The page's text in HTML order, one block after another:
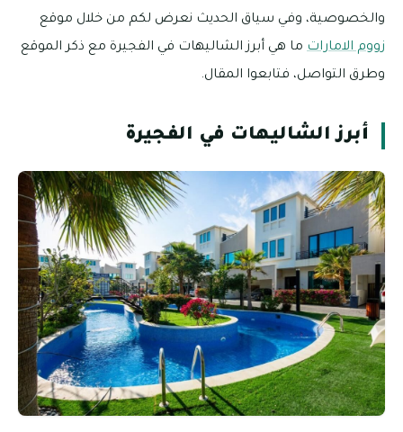
والخصوصية، وفي سياق الحديث نعرض لكم من خلال موقع
زووم الامارات ما هي أبرز الشاليهات في الفجيرة مع ذكر الموقع
وطرق التواصل، فتابعوا المقال.
أبرز الشاليهات في الفجيرة